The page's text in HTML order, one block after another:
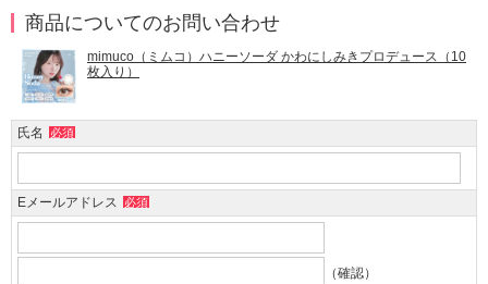
g
o
商品についてのお問い合わせ
mimuco（ミムコ）ハニーソーダ かわにしみきプロデュース（10
枚入り）
氏名 必須
Eメールアドレス 必須
（確認）